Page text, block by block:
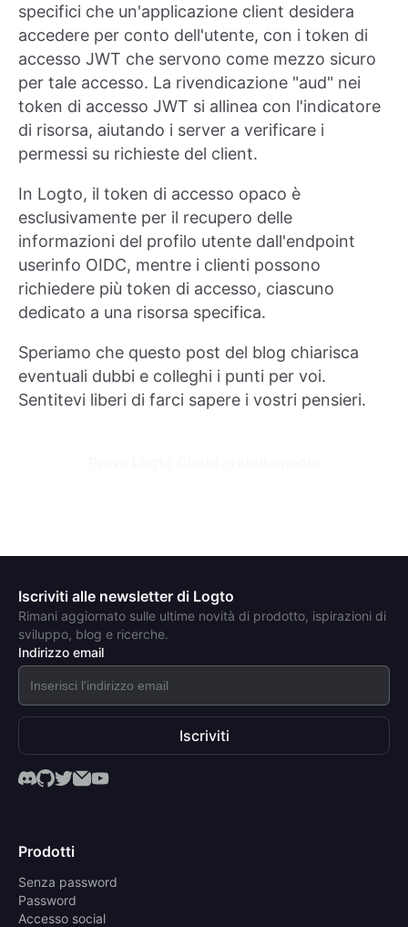
specifici che un'applicazione client desidera
accedere per conto dell'utente, con i token di
accesso JWT che servono come mezzo sicuro
per tale accesso. La rivendicazione "aud" nei
token di accesso JWT si allinea con l'indicatore
di risorsa, aiutando i server a verificare i
permessi su richieste del client.
In Logto, il token di accesso opaco è
esclusivamente per il recupero delle
informazioni del profilo utente dall'endpoint
userinfo OIDC, mentre i clienti possono
richiedere più token di accesso, ciascuno
dedicato a una risorsa specifica.
Speriamo che questo post del blog chiarisca
eventuali dubbi e colleghi i punti per voi.
Sentitevi liberi di farci sapere i vostri pensieri.
Iscriviti alle newsletter di Logto
Rimani aggiornato sulle ultime novità di prodotto, ispirazioni di
sviluppo, blog e ricerche.
Indirizzo email
Iscriviti
Prodotti
Senza password
Password
Accesso social